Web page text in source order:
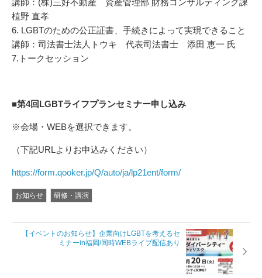
講師：(株)三好不動産 資産管理部 財務コンサルティング課
植野 直孝
6. LGBTのための公正証書、手続きによって実現できること
講師：司法書士法人トウキ 代表司法書士 添田 恵一 氏
7.トークセッション
■第4回LGBTライフプランセミナー申し込み
※会場・WEBを選択できます。
（下記URLよりお申込みください）
https://form.qooker.jp/Q/auto/ja/lp21ent/form/
お知らせ 研修・講演
【イベントのお知らせ】企業向けLGBTを考えるセ
ミナーin福岡/同時WEBライブ配信あり